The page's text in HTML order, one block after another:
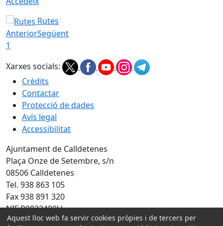
Rutes
AnteriorSegüent
1
Xarxes socials:
Crèdits
Contactar
Protecció de dades
Avís legal
Accessibilitat
Ajuntament de Calldetenes
Plaça Onze de Setembre, s/n
08506 Calldetenes
Tel. 938 863 105
Fax 938 891 320
NIF P0822400H
Aquest lloc web fa servir cookies pròpies i de tercers per